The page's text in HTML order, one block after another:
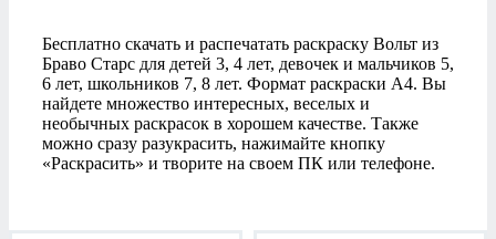
Бесплатно скачать и распечатать раскраску Вольт из
Браво Старс для детей 3, 4 лет, девочек и мальчиков 5,
6 лет, школьников 7, 8 лет. Формат раскраски А4. Вы
найдете множество интересных, веселых и
необычных раскрасок в хорошем качестве. Также
можно сразу разукрасить, нажимайте кнопку
«Раскрасить» и творите на своем ПК или телефоне.